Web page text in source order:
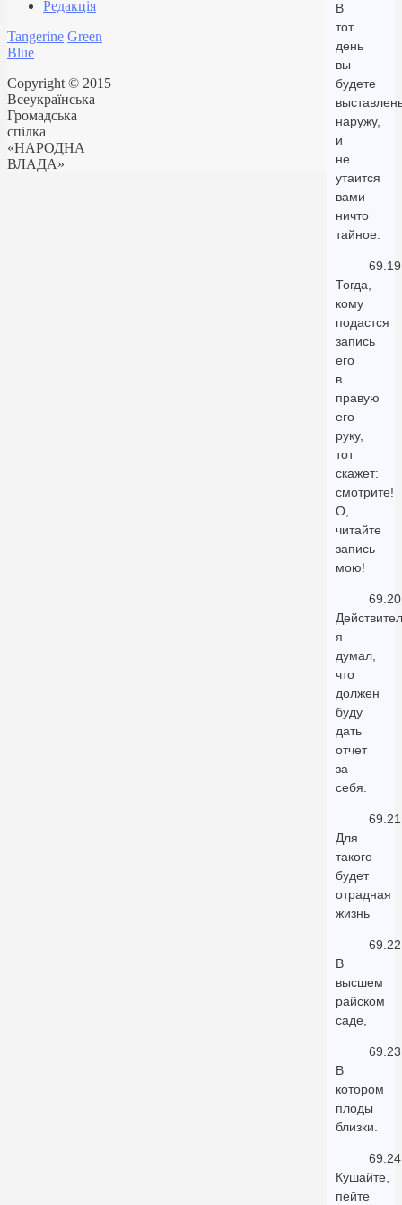
В
тот
день
вы
будете
наружу,
и
не
утаится
вами
ничто
тайное.
69.19
Тогда,
кому
подастся
запись
его
в
правую
его
руку,
тот
скажет:
смотрите!
О,
читайте
запись
мою!
69.20
я
думал,
что
должен
буду
дать
отчет
за
себя.
69.21
Для
такого
будет
отрадная
жизнь
69.22
В
высшем
райском
саде,
69.23
В
котором
плоды
близки.
69.24
Кушайте,
пейте
Редакція
Tangerine Green
Blue
Copyright © 2015
Всеукраїнська
Громадська
спілка
«НАРОДНА
ВЛАДА»